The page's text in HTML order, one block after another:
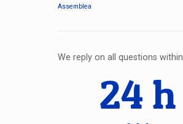
Assemblea
We reply on all questions within
24 h